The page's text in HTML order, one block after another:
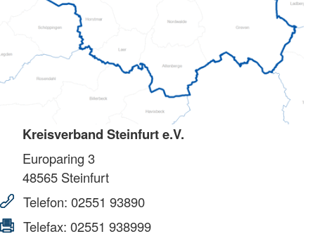
Kreisverband Steinfurt e.V.
Europaring 3
48565 Steinfurt
Telefon: 02551 93890
Telefax: 02551 938999